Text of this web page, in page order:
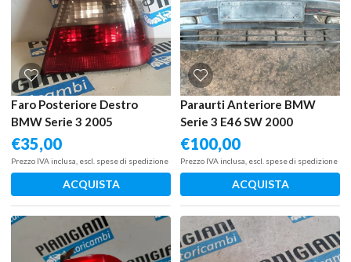
Faro Posteriore Destro
BMW Serie 3 2005
€35,00
Prezzo IVA inclusa, escl. spese di spedizione
ACQUISTA
Paraurti Anteriore BMW
Serie 3 E46 SW 2000
€100,00
Prezzo IVA inclusa, escl. spese di spedizione
ACQUISTA